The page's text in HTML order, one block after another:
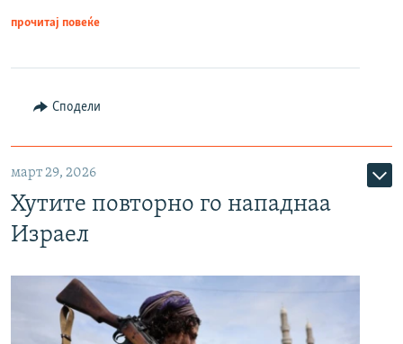
прочитај повеќе
Сподели
март 29, 2026
Хутите повторно го нападнаа
Израел